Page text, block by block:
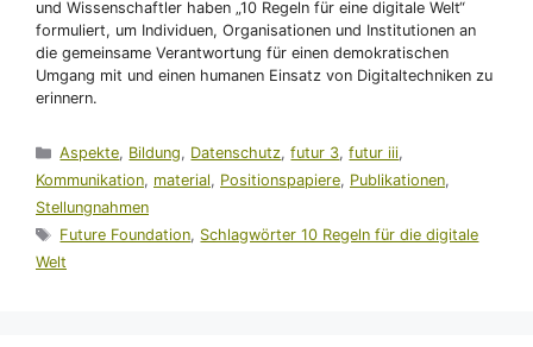
und Wissenschaftler haben „10 Regeln für eine digitale Welt“
formuliert, um Individuen, Organisationen und Institutionen an
die gemeinsame Verantwortung für einen demokratischen
Umgang mit und einen humanen Einsatz von Digitaltechniken zu
erinnern.
Kategorien
Aspekte, Bildung, Datenschutz,futur 3,futur iii,
Kommunikation, material, Positionspapiere, Publikationen,
Stellungnahmen
Schlagwörter
Future Foundation, Schlagwörter 10 Regeln für die digitale
Welt